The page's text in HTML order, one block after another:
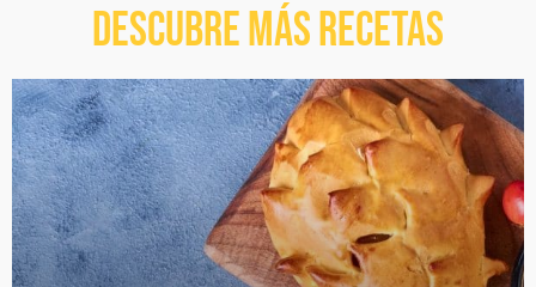
Descubre más recetas